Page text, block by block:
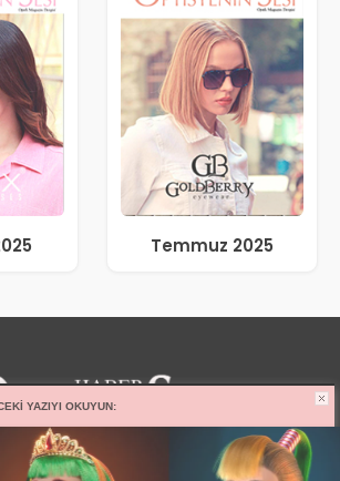
Temmuz 2025
YAZIYI OKUYUN: